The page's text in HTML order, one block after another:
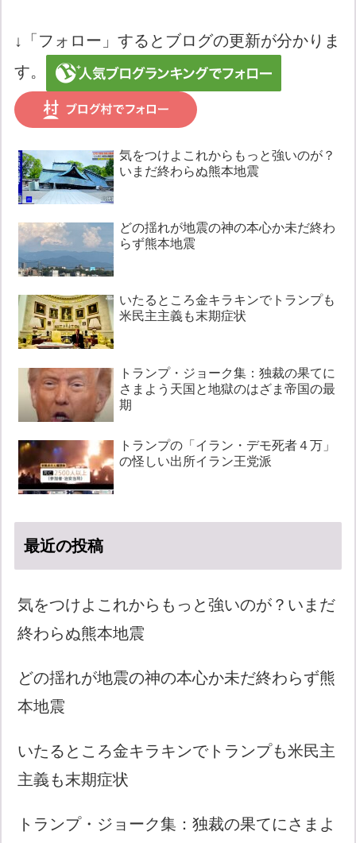
↓「フォロー」するとブログの更新が分かりま
す。
気をつけよこれからもっと強いのが？
いまだ終わらぬ熊本地震
どの揺れが地震の神の本心か未だ終わ
らず熊本地震
いたるところ金キラキンでトランプも
米民主主義も末期症状
トランプ・ジョーク集：独裁の果てに
さまよう天国と地獄のはざま帝国の最
期
トランプの「イラン・デモ死者４万」
の怪しい出所イラン王党派
最近の投稿
気をつけよこれからもっと強いのが？いまだ
終わらぬ熊本地震
どの揺れが地震の神の本心か未だ終わらず熊
本地震
いたるところ金キラキンでトランプも米民主
主義も末期症状
トランプ・ジョーク集：独裁の果てにさまよ